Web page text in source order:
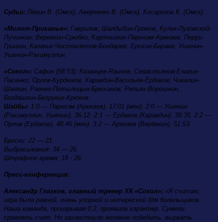
Судьи:Лёвин В. (Омск), Аверченко В. (Омск), Косарезов К. (Омск).
«Молот-Прикамье»: Гаврилов; Шалдыбин-Громов, Кулик-Луговской-
Лучинкин; Веревкин-Срюбко, Картошкин-Парнхам-Арекаев; Перри-
Гришин, Калачик-Чистоклетов-Бондарев; Ерохин-Бараев, Ушенин-
Ушенин-Рахимуллин.
«Сокол»: Сафин (58:53); Казанцев-Языков, Севастьянов-Елагин-
Пасенко; Орлов-Курдюков, Каравдин-Васильев-Ердаков; Чикалин-
Шангин, Раенко-Потылицын-Брюханов; Репьях-Ворошнин,
Богдашкин-Безруких-Крюков.
Шайбы: 1:0 — Парнхэм (Арекаев), 17:01 (мен). 2:0 — Ушенин
(Рахимуллин, Ушенин), 36:12. 2:1 — Ердаков (Каравдин), 39:35. 2:2 —
Орлов (Ердаков), 48:46 (мен). 3:2 — Арекаев (Верёвкин), 51:53.
Броски: 22 — 21.
Выбрасывания: 34 — 26.
Штрафное время: 18 - 26.
Пресс-конференция:
Александр Глазков, главный тренер ХК «Сокол»: «Я считаю,
игра была равной, очень упорной и интересной для болельщиков.
Наша команда, проигрывая 0:2, проявила характер. Сумели
сравнять счет. Но захлестнуло желание победить, вырвать